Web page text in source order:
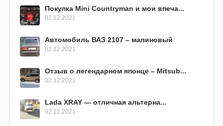
Покупка Mini Countryman и мои впеча...
02.12.2021
Автомобиль ВАЗ 2107 – малиновый
02.12.2021
Отзыв о легендарном японце – Mitsub...
02.12.2021
Lada XRAY — отличная альтерна...
02.12.2021